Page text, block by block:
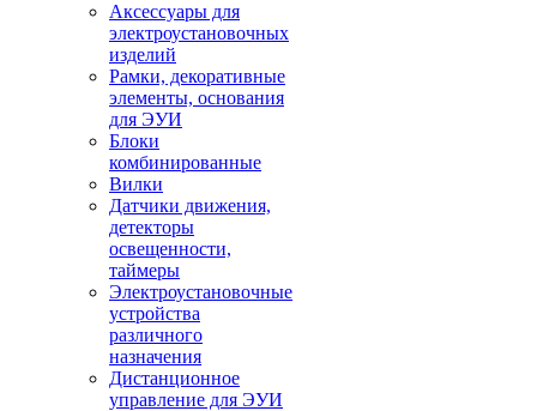
Аксессуары для
электроустановочных
изделий
Рамки, декоративные
элементы, основания
для ЭУИ
Блоки
комбинированные
Вилки
Датчики движения,
детекторы
освещенности,
таймеры
Электроустановочные
устройства
различного
назначения
Дистанционное
управление для ЭУИ